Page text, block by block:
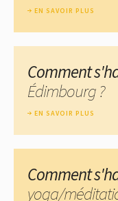
EN SAVOIR PLUS
Comment
Édimbourg ?
EN SAVOIR PLUS
Comment
yoga/